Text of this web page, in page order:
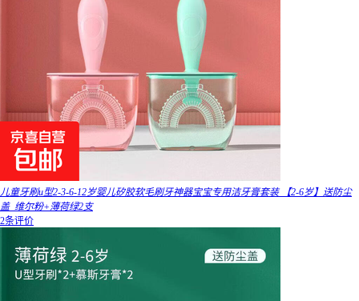
儿童牙刷u型2-3-6-12岁婴儿矽胶软毛刷牙神器宝宝专用洁牙膏套装 【2-6岁】送防尘
盖_维尔粉+薄荷绿2支
2条评价